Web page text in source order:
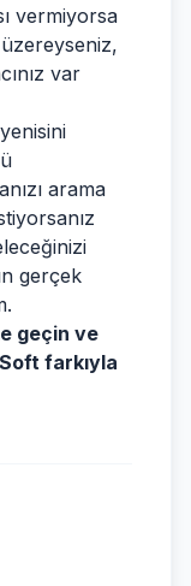
vermiyorsa
var
arama
gerçek
geçin ve
farkıyla